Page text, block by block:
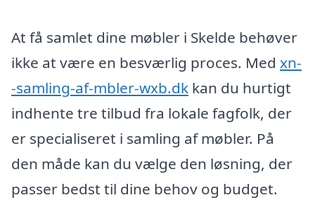
At få samlet dine møbler i Skelde behøver
ikke at være en besværlig proces. Med xn-
-samling-af-mbler-wxb.dk kan du hurtigt
indhente tre tilbud fra lokale fagfolk, der
er specialiseret i samling af møbler. På
den måde kan du vælge den løsning, der
passer bedst til dine behov og budget.